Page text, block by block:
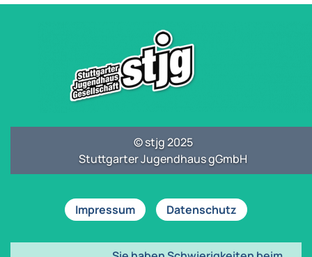
© stjg 2025
Stuttgarter Jugendhaus gGmbH
Impressum Datenschutz